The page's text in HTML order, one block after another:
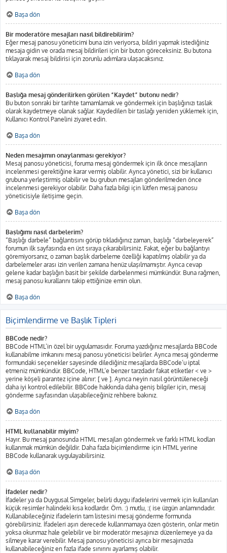
Başa dön
Bir moderatöre mesajları nasıl bildirebilirim?
Eğer mesaj panosu yöneticimi buna izin veriyorsa, bildiri yapmak istediğiniz
mesaja gidin ve orada mesaj bildirileri için bir buton göreceksiniz. Bu butona
tıklayarak mesaj bildirisi için zorunlu adımlara ulaşacaksınız.
Başa dön
Başlığa mesaj gönderilirken görülen “Kaydet” butonu nedir?
Bu buton sonraki bir tarihte tamamlamak ve göndermek için başlığınızı taslak
olarak kaydetmeye olanak sağlar. Kaydedilen bir taslağı yeniden yüklemek için,
Kullanıcı Kontrol Panelini ziyaret edin.
Başa dön
Neden mesajımın onaylanması gerekiyor?
Mesaj panosu yöneticisi, foruma mesaj göndermek için ilk önce mesajların
incelenmesi gerektiğine karar vermiş olabilir. Ayrıca yönetici, sizi bir kullanıcı
grubuna yerleştirmiş olabilir ve bu grubun mesajları gönderilmeden önce
incelenmesi gerekiyor olabilir. Daha fazla bilgi için lütfen mesaj panosu
yöneticisiyle iletişime geçin.
Başa dön
Başlığımı nasıl darbelerim?
“Başlığı darbele” bağlantısını görüp tıkladığınız zaman, başlığı “darbeleyerek”
forumun ilk sayfasında en üst sıraya çıkarabilirsiniz. Fakat, eğer bu bağlantıyı
göremiyorsanız, o zaman başlık darbeleme özelliği kapatılmış olabilir ya da
darbelemeler arası izin verilen zamana henüz ulaşılmamıştır. Ayrıca cevap
gelene kadar başlığın basit bir şekilde darbelenmesi mümkündür. Buna rağmen,
mesaj panosu kurallarını takip ettiğinize emin olun.
Başa dön
Biçimlendirme ve Başlık Tipleri
BBCode nedir?
BBCode HTML’in özel bir uygulamasıdır. Foruma yazdığınız mesajlarda BBCode
kullanabilme imkanını mesaj panosu yöneticisi belirler. Ayrıca mesaj gönderme
formundaki seçenekler sayesinde dilediğiniz mesajlarda BBCode’u iptal
etmeniz mümkündür. BBCode, HTML’e benzer tarzdadır fakat etiketler < ve >
yerine köşeli parantez içine alınır: [ ve ]. Ayrıca neyin nasıl görüntüleneceği
daha iyi kontrol edilebilir. BBCode hakkında daha geniş bilgiler için, mesaj
gönderme sayfasından ulaşabileceğiniz rehbere bakınız.
Başa dön
HTML kullanabilir miyim?
Hayır. Bu mesaj panosunda HTML mesajları göndermek ve farklı HTML kodları
kullanmak mümkün değildir. Daha fazla biçimlendirme için HTML yerine
BBCode kullanarak uygulayabilirsiniz.
Başa dön
İfadeler nedir?
İfadeler ya da Duygusal Simgeler, belirli duygu ifadelerini vermek için kullanılan
küçük resimler halindeki kısa kodlardır. Örn. :) mutlu, :( ise üzgün anlamındadır.
Kullanabileceğiniz ifadelerin tam listesini mesaj gönderme formunda
görebilirsiniz. İfadeleri aşırı derecede kullanmamaya özen gösterin, onlar metin
yoksa okunmaz hale gelebilir ve bir moderatör mesajınızı düzenlemeye ya da
silmeye karar verebilir. Mesaj panosu yöneticisi ayrıca bir mesajınızda
kullanabileceğiniz en fazla ifade sınırını ayarlamış olabilir.